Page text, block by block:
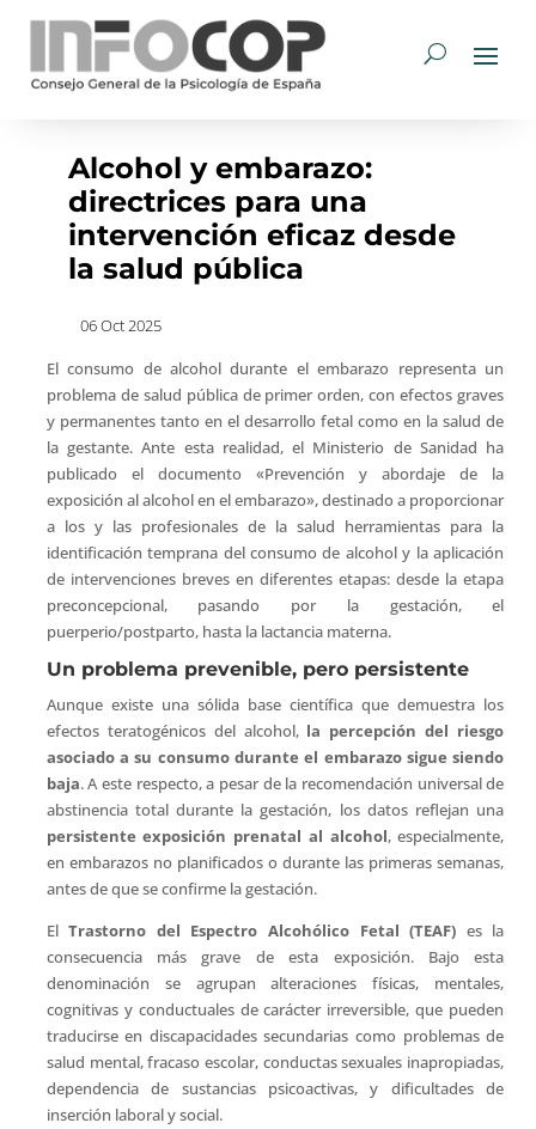
Alcohol y embarazo:
directrices para una
intervención eficaz desde
la salud pública
06 Oct 2025
El consumo de alcohol durante el embarazo representa un
problema de salud pública de primer orden, con efectos graves
y permanentes tanto en el desarrollo fetal como en la salud de
la gestante. Ante esta realidad, el Ministerio de Sanidad ha
publicado el documento «Prevención y abordaje de la
exposición al alcohol en el embarazo», destinado a proporcionar
a los y las profesionales de la salud herramientas para la
identificación temprana del consumo de alcohol y la aplicación
de intervenciones breves en diferentes etapas: desde la etapa
preconcepcional, pasando por la gestación, el
puerperio/postparto, hasta la lactancia materna.
Un problema prevenible, pero persistente
Aunque existe una sólida base científica que demuestra los
efectos teratogénicos del alcohol, la percepción del riesgo
asociado a su consumo durante el embarazo sigue siendo
baja. A este respecto, a pesar de la recomendación universal de
abstinencia total durante la gestación, los datos reflejan una
persistente exposición prenatal al alcohol, especialmente,
en embarazos no planificados o durante las primeras semanas,
antes de que se confirme la gestación.
ElTrastorno del Espectro Alcohólico Fetal (TEAF) es la
consecuencia más grave de esta exposición. Bajo esta
denominación se agrupan alteraciones físicas, mentales,
cognitivas y conductuales de carácter irreversible, que pueden
traducirse en discapacidades secundarias como problemas de
salud mental, fracaso escolar, conductas sexuales inapropiadas,
dependencia de sustancias psicoactivas, y dificultades de
inserción laboral y social.